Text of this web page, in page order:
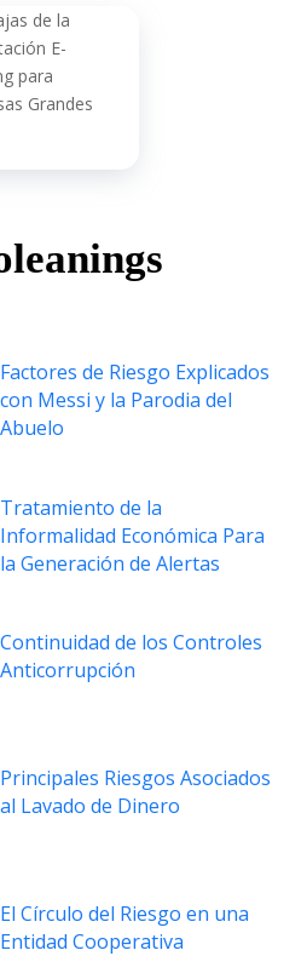
de la
E-
para
Grandes
Factores de Riesgo Explicados
con Messi y la Parodia del
Abuelo
Tratamiento de la
Informalidad Económica Para
la Generación de Alertas
Continuidad de los Controles
Anticorrupción
Principales Riesgos Asociados
al Lavado de Dinero
El Círculo del Riesgo en una
Entidad Cooperativa